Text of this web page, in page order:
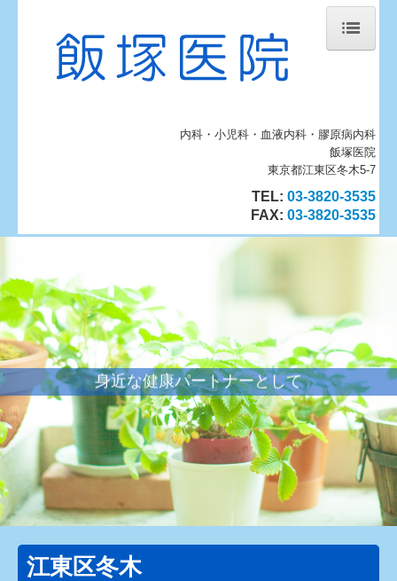
ホーム
地図、交通案内
インフルエンザワクチン
内科・小児科・血液内科・膠原病内科
飯塚医院
東京都江東区冬木5-7
TEL: 03-3820-3535
FAX: 03-3820-3535
身近な健康パートナーとして
江東区冬木